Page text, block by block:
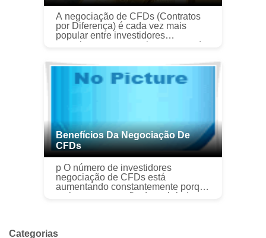
A negociação de CFDs (Contratos
por Diferença) é cada vez mais
popular entre investidores
experientes, mas qualquer um pode
negociação online Mecanismos de
comérci...
Benefícios Da Negociação De
CFDs
p O número de investidores
negociação de CFDs está
aumentando constantemente porque
mais pessoas estão descobrindo
Categorias